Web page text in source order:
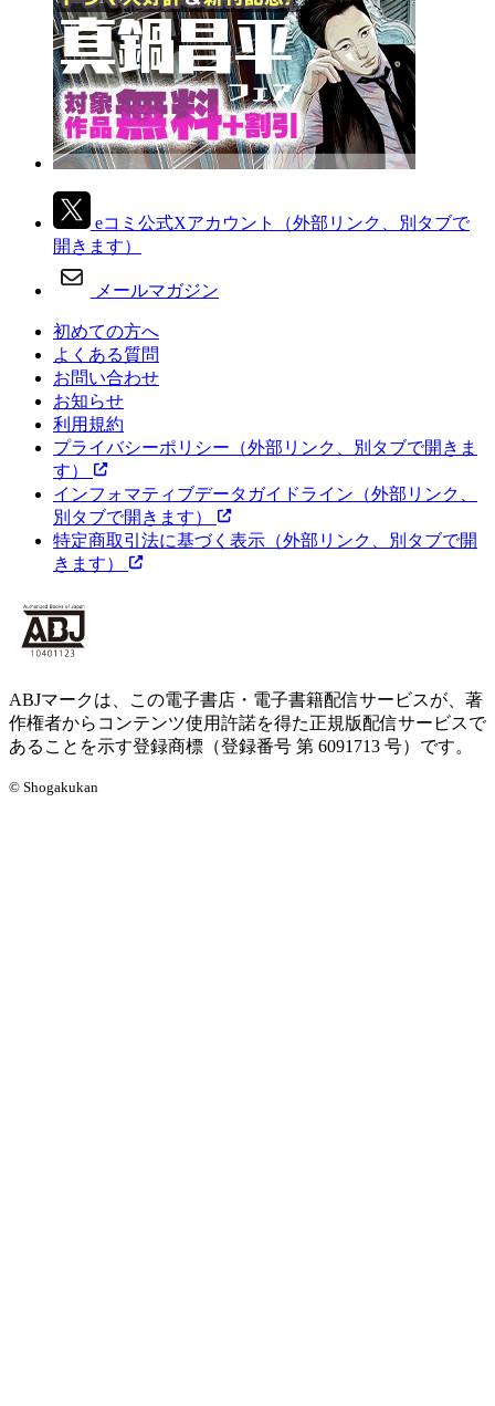
eコミ公式Xアカウント
（外部リンク、別タブで
開きます）
メールマガジン
初めての方へ
よくある質問
お問い合わせ
お知らせ
利用規約
プライバシーポリシー （外部リンク、別タブで開きま
す）
インフォマティブデータガイドライン （外部リンク、
別タブで開きます）
特定商取引法に基づく表示 （外部リンク、別タブで開
きます）
ABJマークは、この電子書店・電子書籍配信サービスが、著
作権者からコンテンツ使用許諾を得た正規版配信サービスで
あることを示す登録商標（登録番号 第 6091713 号）です。
© Shogakukan